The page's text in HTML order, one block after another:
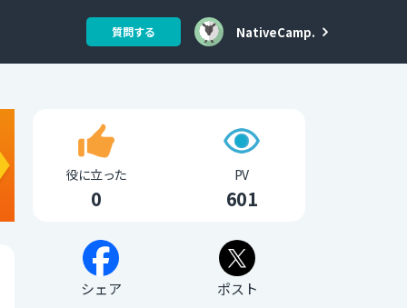
質問する NativeCamp.
役に立った
0
PV
601
シェア ポスト